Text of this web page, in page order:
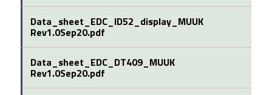
Data_sheet_EDC_ID52_display_MUUK
Rev1.0Sep20.pdf
Data_sheet_EDC_DT409_MUUK
Rev1.0Sep20.pdf